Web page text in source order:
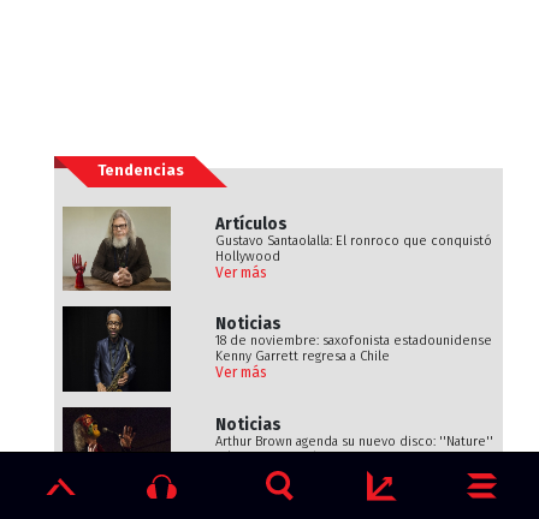
Tendencias
Artículos
Gustavo Santaolalla: El ronroco que conquistó
Hollywood
Ver más
Noticias
18 de noviembre: saxofonista estadounidense
Kenny Garrett regresa a Chile
Ver más
Noticias
Arthur Brown agenda su nuevo disco: ''Nature''
sale en septiembre
Ver más